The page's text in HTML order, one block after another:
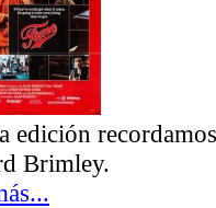
edición
Brimley.